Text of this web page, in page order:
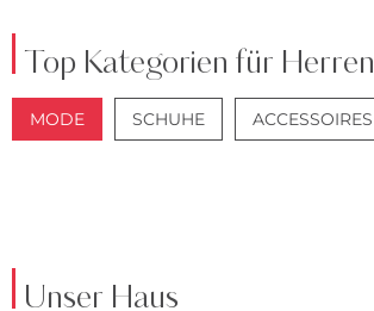
Top Kategorien für Herren
MODE SCHUHE ACCESSOIRES
Unser Haus